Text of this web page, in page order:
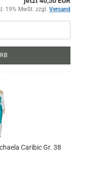
19% MwSt. zzgl. Versand
Caribic Gr. 38